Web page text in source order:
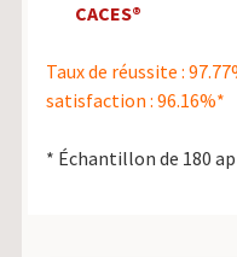
CACES®
Taux de réussite :
satisfaction : 96.16%*
* Échantillon de 180